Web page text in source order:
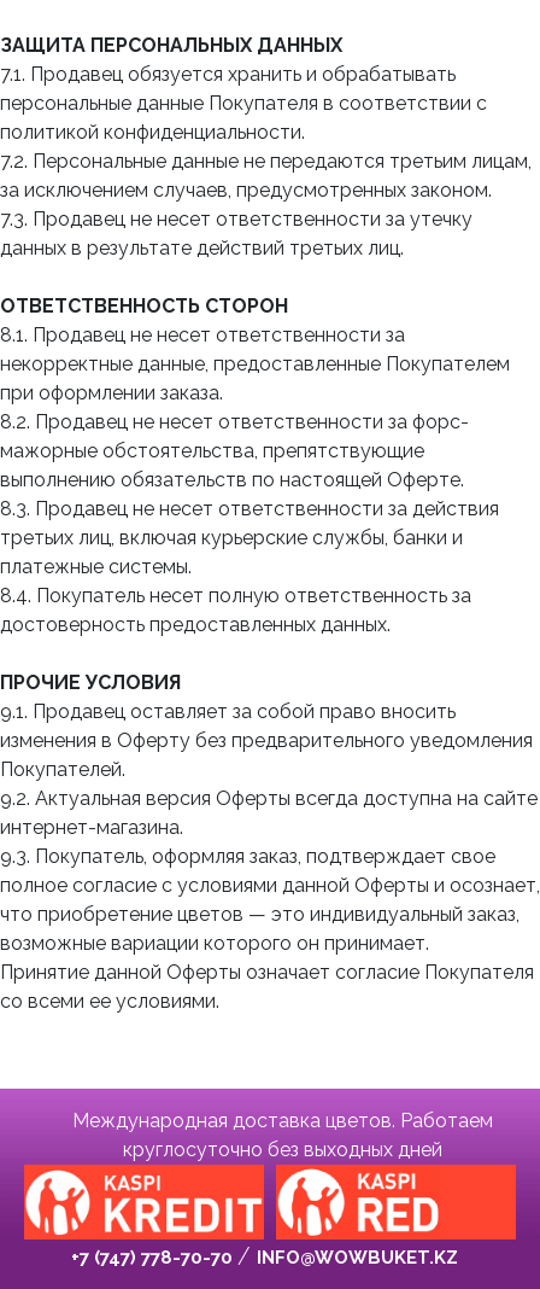
ЗАЩИТА ПЕРСОНАЛЬНЫХ ДАННЫХ
7.1. Продавец обязуется хранить и обрабатывать
персональные данные Покупателя в соответствии с
политикой конфиденциальности.
7.2. Персональные данные не передаются третьим лицам,
за исключением случаев, предусмотренных законом.
7.3. Продавец не несет ответственности за утечку
данных в результате действий третьих лиц.
ОТВЕТСТВЕННОСТЬ СТОРОН
8.1. Продавец не несет ответственности за
некорректные данные, предоставленные Покупателем
при оформлении заказа.
8.2. Продавец не несет ответственности за форс-
мажорные обстоятельства, препятствующие
выполнению обязательств по настоящей Оферте.
8.3. Продавец не несет ответственности за действия
третьих лиц, включая курьерские службы, банки и
платежные системы.
8.4. Покупатель несет полную ответственность за
достоверность предоставленных данных.
ПРОЧИЕ УСЛОВИЯ
9.1. Продавец оставляет за собой право вносить
изменения в Оферту без предварительного уведомления
Покупателей.
9.2. Актуальная версия Оферты всегда доступна на сайте
интернет-магазина.
9.3. Покупатель, оформляя заказ, подтверждает свое
полное согласие с условиями данной Оферты и осознает,
что приобретение цветов — это индивидуальный заказ,
возможные вариации которого он принимает.
Принятие данной Оферты означает согласие Покупателя
со всеми ее условиями.
Международная доставка цветов. Работаем
круглосуточно без выходных дней
+7 (747) 778-70-70 INFO@WOWBUKET.KZ